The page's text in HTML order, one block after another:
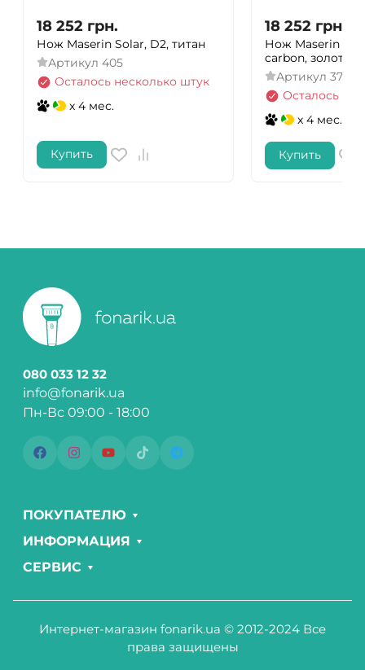
18 252 грн.
Нож Maserin Solar, D2, титан
Артикул 405
Осталось несколько штук
x 4 мес.
Купить
18 252 грн.
Нож Maserin
carbon,
Артикул 372/G
Осталось
x 4 мес.
Купить
080 033 12 32
info@fonarik.ua
Пн-Вс 09:00 - 18:00
ПОКУПАТЕЛЮ
ИНФОРМАЦИЯ
СЕРВИС
Интернет-магазин fonarik.ua © 2012-2024 Все
права защищены